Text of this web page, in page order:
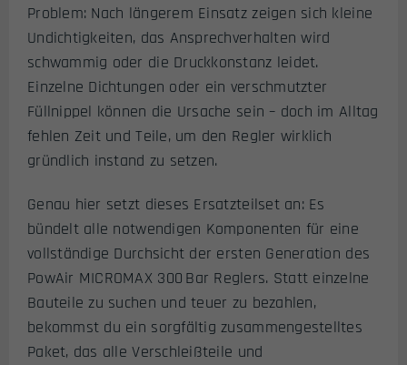
Problem: Nach längerem Einsatz zeigen sich kleine
Undichtigkeiten, das Ansprechverhalten wird
schwammig oder die Druckkonstanz leidet.
Einzelne Dichtungen oder ein verschmutzter
Füllnippel können die Ursache sein – doch im Alltag
fehlen Zeit und Teile, um den Regler wirklich
gründlich instand zu setzen.
Genau hier setzt dieses Ersatzteilset an: Es
bündelt alle notwendigen Komponenten für eine
vollständige Durchsicht der ersten Generation des
PowAir MICROMAX 300 Bar Reglers. Statt einzelne
Bauteile zu suchen und teuer zu bezahlen,
bekommst du ein sorgfältig zusammengestelltes
Paket, das alle Verschleißteile und